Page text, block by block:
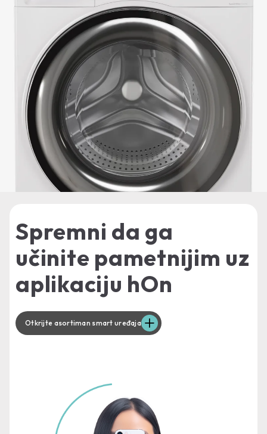
Spremni da ga
učinite pametnijim uz
aplikaciju hOn
Otkrijte asortiman smart uređaja